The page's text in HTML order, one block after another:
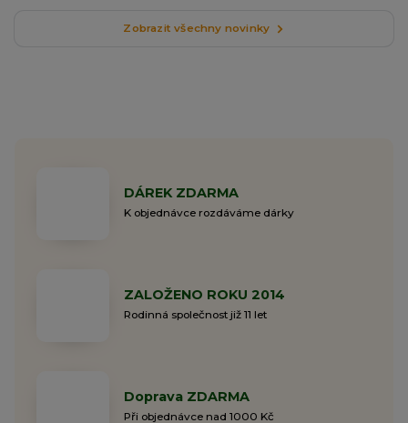
Zobrazit všechny novinky
DÁREK ZDARMA
K objednávce rozdáváme dárky
ZALOŽENO ROKU 2014
Rodinná společnost již 11 let
Doprava ZDARMA
Při objednávce nad 1000 Kč